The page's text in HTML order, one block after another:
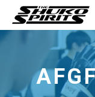
content